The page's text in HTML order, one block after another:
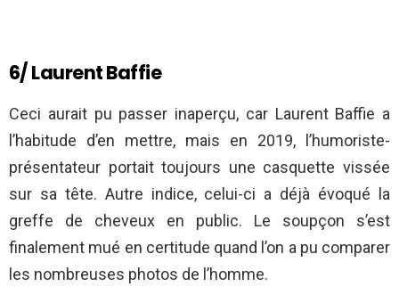
6/ Laurent Baffie
Ceci aurait pu passer inaperçu, car Laurent Baffie a
l’habitude d’en mettre, mais en 2019, l’humoriste-
présentateur portait toujours une casquette vissée
sur sa tête. Autre indice, celui-ci a déjà évoqué la
greffe de cheveux en public. Le soupçon s’est
finalement mué en certitude quand l’on a pu comparer
les nombreuses photos de l’homme.